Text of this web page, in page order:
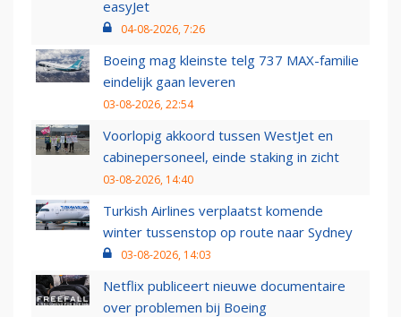
easyJet
04-08-2026, 7:26
Boeing mag kleinste telg 737 MAX-familie
eindelijk gaan leveren
03-08-2026, 22:54
Voorlopig akkoord tussen WestJet en
cabinepersoneel, einde staking in zicht
03-08-2026, 14:40
Turkish Airlines verplaatst komende
winter tussenstop op route naar Sydney
03-08-2026, 14:03
Netflix publiceert nieuwe documentaire
over problemen bij Boeing